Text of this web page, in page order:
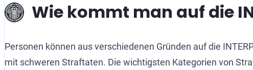
Wie kommt man auf die
Personen können aus verschiedenen Gründen auf die
mit schweren Straftaten. Die wichtigsten Kategorien von